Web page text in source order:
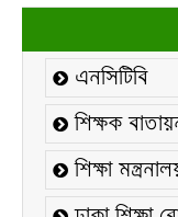
এইচএসসি ফরম/
২১ ফেব্রুয়ারি/
আন্তর্জাতিক
উপলক্ষ্যে নোটিশঃ
কলেজ বন্ধ
এইচ.এস.সি
এনসিটিবি
শিক্ষক
শিক্ষা